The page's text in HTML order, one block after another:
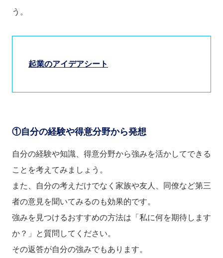
う。
起業のアイデアシート
①自分の経験や得意分野から発想
自分の経験や知識、得意分野から強みを活かしてできる
ことを考えてみましょう。
また、自分の考えだけでなく家族や友人、同僚など第三
者の意見を聞いてみるのも効果的です。
強みを見つけるおすすめの方法は「私に何を期待します
か？」と質問してください。
その返答が自分の強みでもあります。